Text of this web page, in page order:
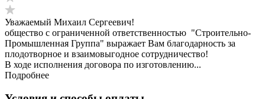
Уважаемый Михаил Сергеевич!
общество с ограниченной ответственностью "Строительно-
Промышленная Группа" выражает Вам благодарность за
плодотворное и взаимовыгодное сотрудничество!
В ходе исполнения договора по изготовлению...
Подробнее